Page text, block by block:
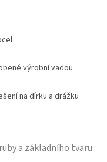
výrobní vadou
na dírku a drážku
a základního tvaru